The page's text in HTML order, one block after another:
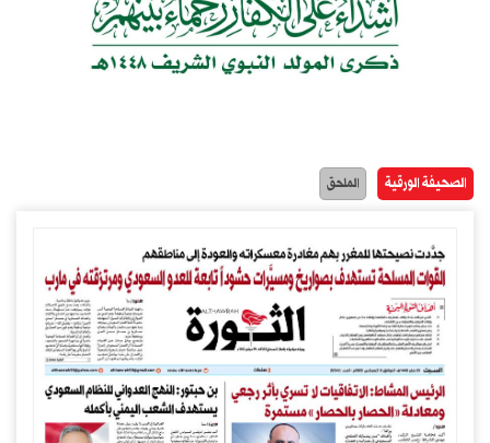
الصحيفة الورقية الملحق